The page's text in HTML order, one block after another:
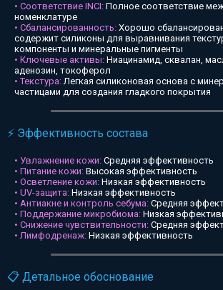
• Соответствие INCI: Полное соответствие
номенклатуре
• Сбалансированность: Хорошо
содержит силиконы для выравнивания
компоненты и минеральные пигменты
• Ключевые активы: Ниацинамид, сквалан,
аденозин, токоферол
• Текстура:Легкая силиконовая основа с
частицами для создания гладкого покрытия
⚡ Эффективность состава
• Увлажнение кожи: Средняя эффективность
• Питание кожи: Высокая эффективность
• Осветление кожи: Низкая эффективность
• UV-защита: Низкая эффективность
• Антиакне и контроль себума: Средняя
• Поддержание микробиома: Низкая
• Снижение чувствительности: Средняя
• Лимфодренаж: Низкая эффективность
📋 Детальное обоснование